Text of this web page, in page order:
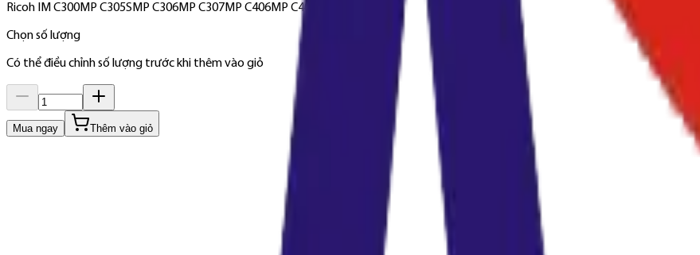
Ricoh IM C300MP C305S MP C306MP C307MP C406MP C407
Chọn số lượng
Có thể điều chỉnh số lượng trước khi thêm vào giỏ
Mua ngay Thêm vào giỏ